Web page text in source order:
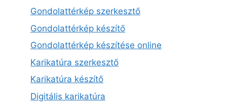
Gondolattérkép szerkesztő
Gondolattérkép készítő
Gondolattérkép készítése online
Karikatúra szerkesztő
Karikatúra készítő
Digitális karikatúra